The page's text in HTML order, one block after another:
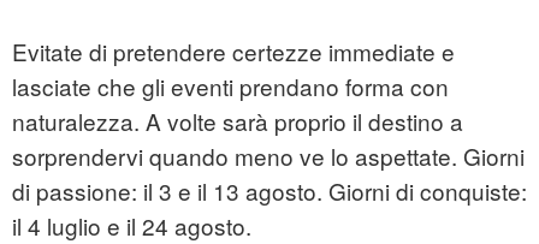
Evitate di pretendere certezze immediate e
lasciate che gli eventi prendano forma con
naturalezza. A volte sarà proprio il destino a
sorprendervi quando meno ve lo aspettate. Giorni
di passione: il 3 e il 13 agosto. Giorni di conquiste:
il 4 luglio e il 24 agosto.